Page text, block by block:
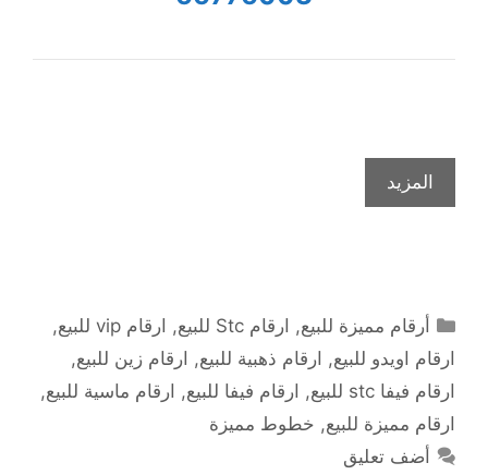
المزيد
التصنيفات
أرقام مميزة للبيع, ارقام Stc للبيع , ارقام vip للبيع
,
ارقام اويدو للبيع, ارقام ذهبية للبيع, ارقام زين للبيع,
ارقام فيفا stc للبيع
, ارقام فيفا للبيع, ارقام ماسية للبيع,
ارقام مميزة للبيع, خطوط مميزة
أضف تعليق